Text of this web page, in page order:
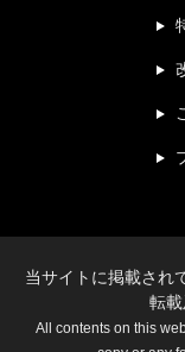
当サイトに掲載され
転載
All contents on this